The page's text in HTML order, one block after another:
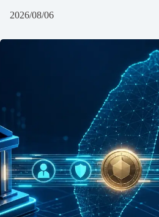
2026/08/06